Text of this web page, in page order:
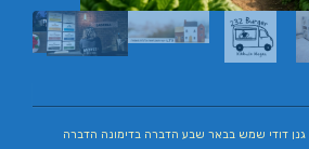
גנן דודי שמש בבאר שבע הדברה בדימונה הדברה